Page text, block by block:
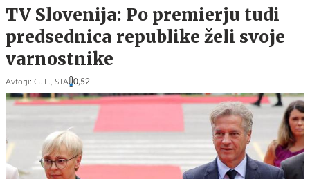
TV Slovenija: Po premierju tudi
predsednica republike želi svoje
varnostnike
Avtorji: G. L., STA 0,52